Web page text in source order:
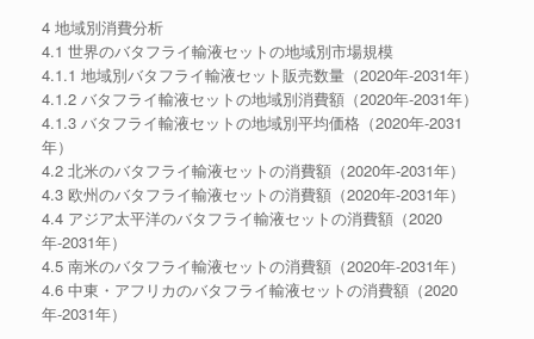
4 地域別消費分析
4.1 世界のバタフライ輸液セットの地域別市場規模
4.1.1 地域別バタフライ輸液セット販売数量（2020年-2031年）
4.1.2 バタフライ輸液セットの地域別消費額（2020年-2031年）
4.1.3 バタフライ輸液セットの地域別平均価格（2020年-2031
年）
4.2 北米のバタフライ輸液セットの消費額（2020年-2031年）
4.3 欧州のバタフライ輸液セットの消費額（2020年-2031年）
4.4 アジア太平洋のバタフライ輸液セットの消費額（2020
年-2031年）
4.5 南米のバタフライ輸液セットの消費額（2020年-2031年）
4.6 中東・アフリカのバタフライ輸液セットの消費額（2020
年-2031年）